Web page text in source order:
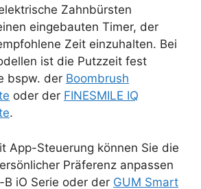
Zahnbürsten
eingebauten Timer, der
Zeit einzuhalten. Bei
ist die Putzzeit fest
bspw. der Boombrush
oder der FINESMILE IQ
.
App-Steuerung können Sie die
Präferenz anpassen
iO Serie oder der GUM Smart